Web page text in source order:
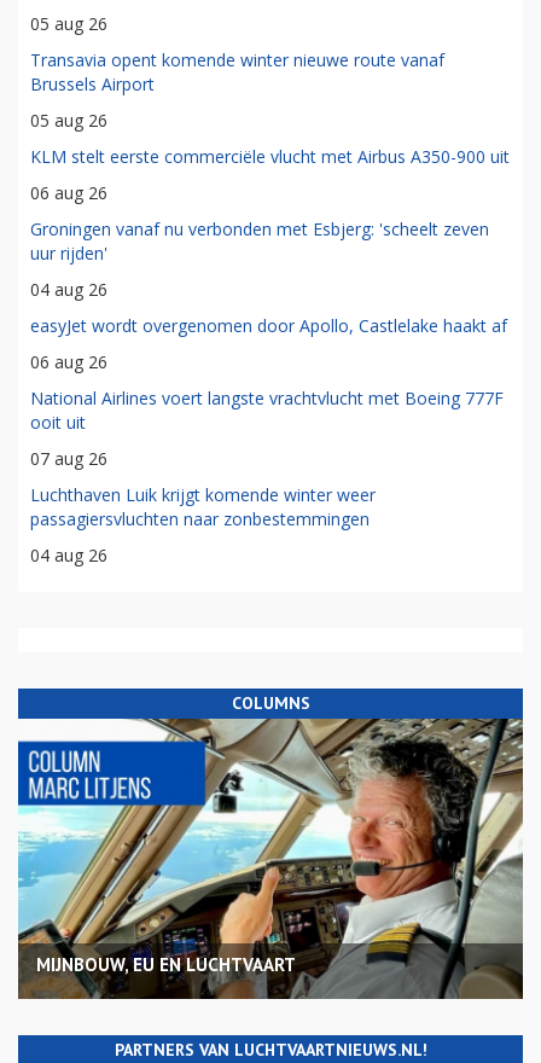
05 aug 26
Transavia opent komende winter nieuwe route vanaf
Brussels Airport
05 aug 26
KLM stelt eerste commerciële vlucht met Airbus A350-900 uit
06 aug 26
Groningen vanaf nu verbonden met Esbjerg: 'scheelt zeven
uur rijden'
04 aug 26
easyJet wordt overgenomen door Apollo, Castlelake haakt af
06 aug 26
National Airlines voert langste vrachtvlucht met Boeing 777F
ooit uit
07 aug 26
Luchthaven Luik krijgt komende winter weer
passagiersvluchten naar zonbestemmingen
04 aug 26
COLUMNS
MIJNBOUW, EU EN LUCHTVAART
PARTNERS VAN LUCHTVAARTNIEUWS.NL!